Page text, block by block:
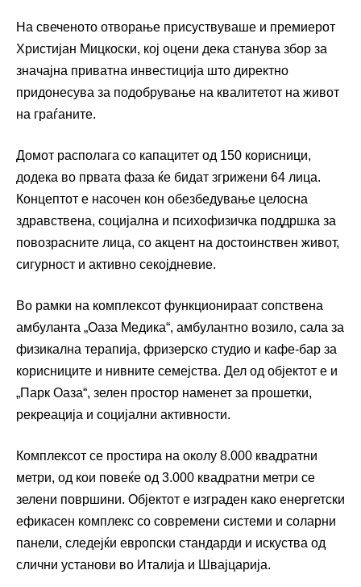
На свеченото отворање присуствуваше и премиерот
Христијан Мицкоски, кој оцени дека станува збор за
значајна приватна инвестиција што директно
придонесува за подобрување на квалитетот на живот
на граѓаните.
Домот располага со капацитет од 150 корисници,
додека во првата фаза ќе бидат згрижени 64 лица.
Концептот е насочен кон обезбедување целосна
здравствена, социјална и психофизичка поддршка за
повозрасните лица, со акцент на достоинствен живот,
сигурност и активно секојдневие.
Во рамки на комплексот функционираат сопствена
амбуланта „Оаза Медика“, амбулантно возило, сала за
физикална терапија, фризерско студио и кафе-бар за
корисниците и нивните семејства. Дел од објектот е и
„Парк Оаза“, зелен простор наменет за прошетки,
рекреација и социјални активности.
Комплексот се простира на околу 8.000 квадратни
метри, од кои повеќе од 3.000 квадратни метри се
зелени површини. Објектот е изграден како енергетски
ефикасен комплекс со современи системи и соларни
панели, следејќи европски стандарди и искуства од
слични установи во Италија и Швајцарија.